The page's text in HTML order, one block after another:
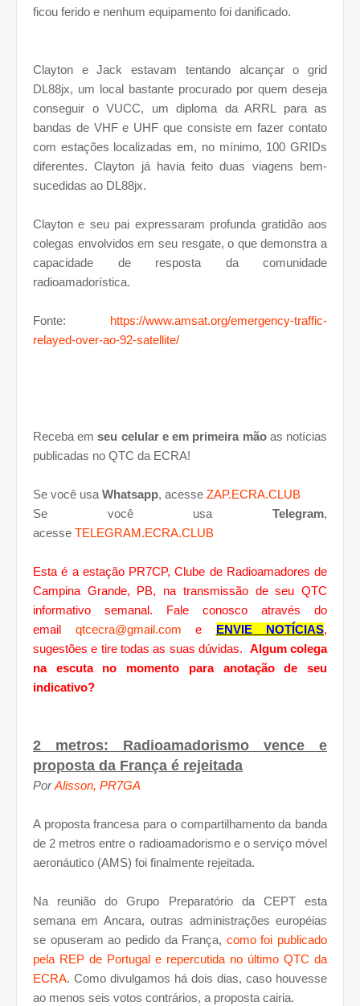
ficou ferido e nenhum equipamento foi danificado.
Clayton e Jack estavam tentando alcançar o grid
DL88jx, um local bastante procurado por quem deseja
conseguir o VUCC, um diploma da ARRL para as
bandas de VHF e UHF que consiste em fazer contato
com estações localizadas em, no mínimo, 100 GRIDs
diferentes. Clayton já havia feito duas viagens bem-
sucedidas ao DL88jx.
Clayton e seu pai expressaram profunda gratidão aos
colegas envolvidos em seu resgate, o que demonstra a
capacidade de resposta da comunidade
radioamadorística.
Fonte: https://www.amsat.org/emergency-traffic-
relayed-over-ao-92-satellite/
Receba emseu celular e em primeira mãoas notícias
publicadas no QTC da ECRA!
Se você usa Whatsapp, acesse ZAP.ECRA.CLUB
Se você usa Telegram,
acesse TELEGRAM.ECRA.CLUB
Esta é a estação PR7CP, Clube de Radioamadores de
Campina Grande, PB, na transmissão de seu QTC
informativo semanal. Fale conosco através do
email qtcecra@gmail.com e ENVIE NOTÍCIAS,
sugestões e tire todas as suas dúvidas. Algum colega
na escuta no momento para anotação de seu
indicativo?
2 metros: Radioamadorismo vence e
proposta da França é rejeitada
PorAlisson, PR7GA
A proposta francesa para o compartilhamento da banda
de 2 metros entre o radioamadorismo e o serviço móvel
aeronáutico (AMS) foi finalmente rejeitada.
Na reunião do Grupo Preparatório da CEPT esta
semana em Ancara, outras administrações européias
se opuseram ao pedido da França, como foi publicado
pela REP de Portugal e repercutida no último QTC da
ECRA. Como divulgamos há dois dias, caso houvesse
ao menos seis votos contrários, a proposta cairia.